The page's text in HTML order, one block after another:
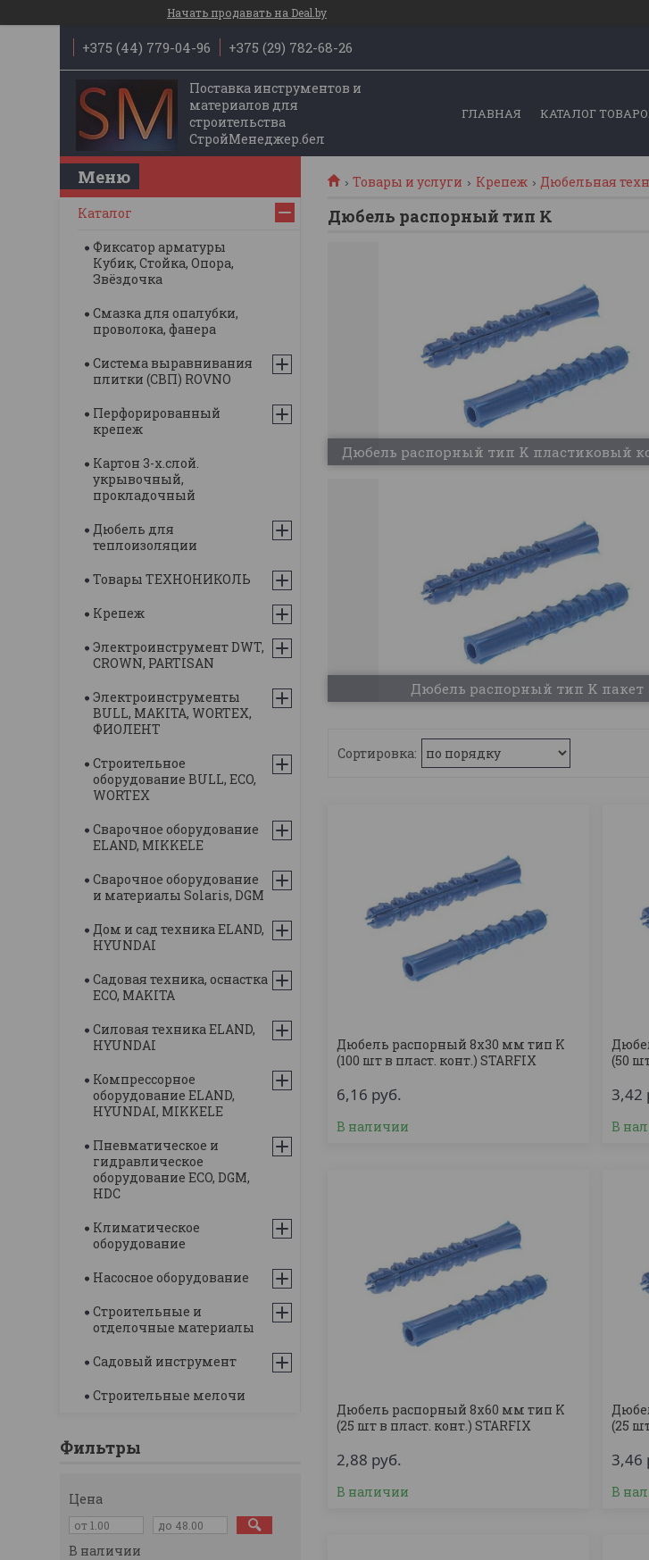
Начать продавать на Deal.by
+375 (44) 779-04-96 +375 (29) 782-68-26
Поставка инструментов и
материалов для
строительства
СтройМенеджер.бел
ГЛАВНАЯ КАТАЛОГ
Товары и услуги Крепеж Дюбельная
Дюбель распорный тип K
Дюбель распорный тип K пластиковый
Дюбель распорный тип K пакет
Дюбель распорный 8х30 мм тип K
(100 шт в пласт. конт.) STARFIX
6,16 руб.
В наличии
(50
3,42
В
Дюбель распорный 8х60 мм тип K
(25 шт в пласт. конт.) STARFIX
2,88 руб.
В наличии
(25
3,46
В
Каталог
Фиксатор арматуры
Кубик, Стойка, Опора,
Звёздочка
Смазка для опалубки,
проволока, фанера
Система выравнивания
плитки (СВП) ROVNO
Перфорированный
крепеж
Картон 3-х.слой.
укрывочный,
прокладочный
Дюбель для
теплоизоляции
Товары ТЕХНОНИКОЛЬ
Крепеж
Электроинструмент DWT,
CROWN, PARTISAN
Электроинструменты
BULL, MAKITA, WORTEX,
ФИОЛЕНТ
Строительное
оборудование BULL, ECO,
WORTEX
Сварочное оборудование
ELAND, MIKKELE
Сварочное оборудование
и материалы Solaris, DGM
Дом и сад техника ELAND,
HYUNDAI
Садовая техника, оснастка
ECO, MAKITA
Силовая техника ELAND,
HYUNDAI
Компрессорное
оборудование ELAND,
HYUNDAI, MIKKELE
Пневматическое и
гидравлическое
оборудование ECO, DGM,
HDC
Климатическое
оборудование
Насосное оборудование
Строительные и
отделочные материалы
Садовый инструмент
Строительные мелочи
Фильтры
Цена
В наличии